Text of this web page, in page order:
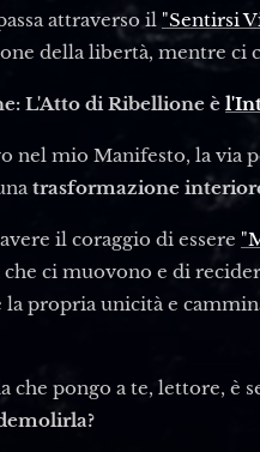
attraverso il "Sentirsi
della libertà, mentre ci
L'Atto di Ribellione è
nel mio Manifesto, la via
trasformazione
il coraggio di essere
ci muovono e di
la propria unicità e
che pongo a te, lettore, è